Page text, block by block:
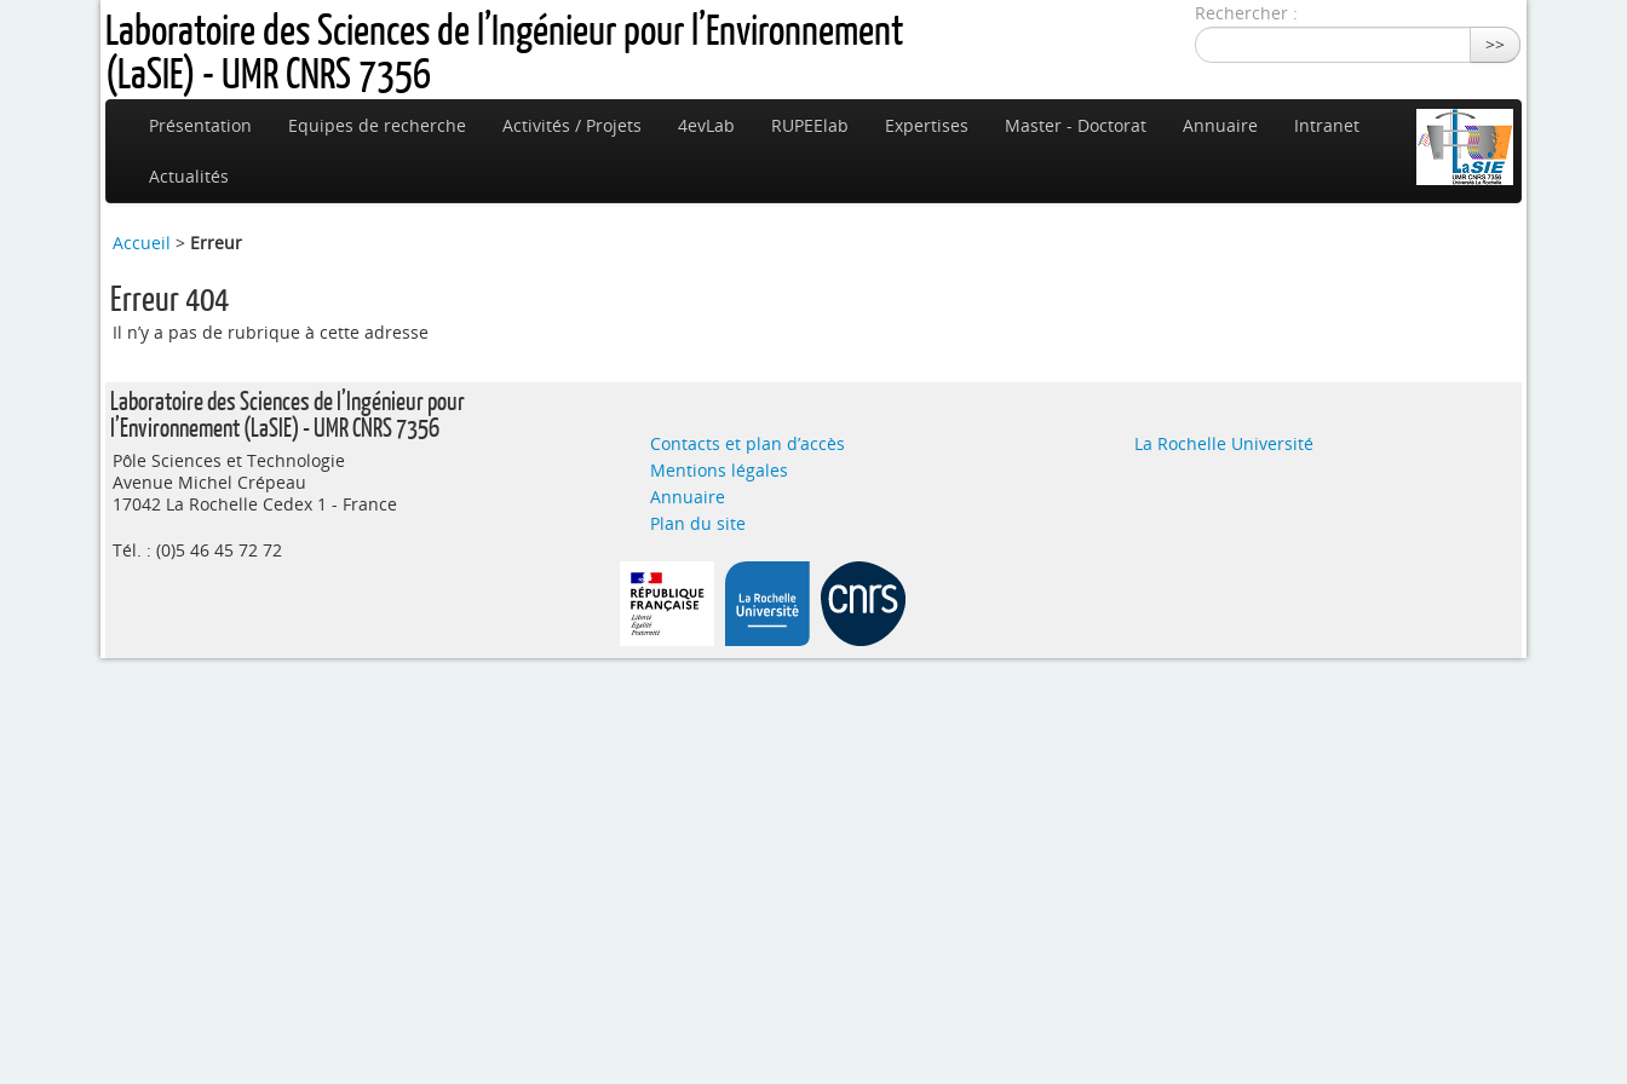
Laboratoire des Sciences de l’Ingénieur pour l’Environnement
(LaSIE) - UMR CNRS 7356
Rechercher :
>>
Présentation Equipes de recherche Activités / Projets 4evLab RUPEElab Expertises Master - Doctorat Annuaire Intranet
Actualités
Accueil > Erreur
Erreur 404
Il n’y a pas de rubrique à cette adresse
Laboratoire des Sciences de l’Ingénieur pour
l’Environnement (LaSIE) - UMR CNRS 7356
Pôle Sciences et Technologie
Avenue Michel Crépeau
17042 La Rochelle Cedex 1 - France
Tél. : (0)5 46 45 72 72
Contacts et plan d’accès
Mentions légales
Annuaire
Plan du site
La Rochelle Université